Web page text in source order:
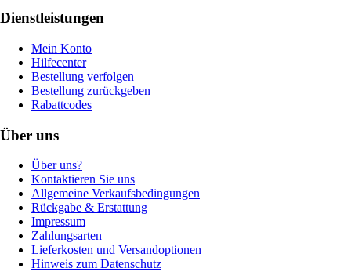
Dienstleistungen
Mein Konto
Hilfecenter
Bestellung verfolgen
Bestellung zurückgeben
Rabattcodes
Über uns
Über uns?
Kontaktieren Sie uns
Allgemeine Verkaufsbedingungen
Rückgabe & Erstattung
Impressum
Zahlungsarten
Lieferkosten und Versandoptionen
Hinweis zum Datenschutz